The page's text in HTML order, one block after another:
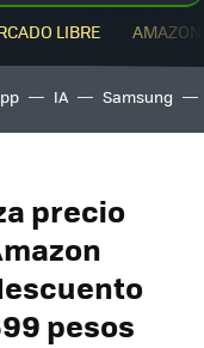
LIBRE
IA Samsung
precio
pesos